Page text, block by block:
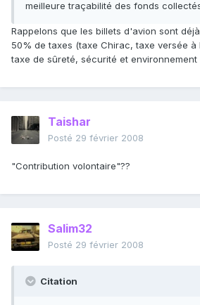
meilleure traçabilité des fonds
Rappelons que les billets d'avion sont
50% de taxes (taxe Chirac, taxe versée à
taxe de sûreté, sécurité et
Taishar
Posté 29 février 2008
"Contribution volontaire"??
Salim32
Posté 29 février 2008
Citation